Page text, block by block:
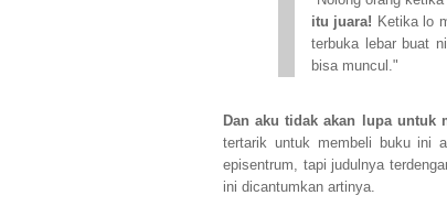
itu juara! Ketika lo
terbuka lebar buat
bisa muncul."
Dan aku tidak akan lupa untuk
tertarik untuk membeli buku ini
episentrum, tapi judulnya
ini dicantumkan artinya.